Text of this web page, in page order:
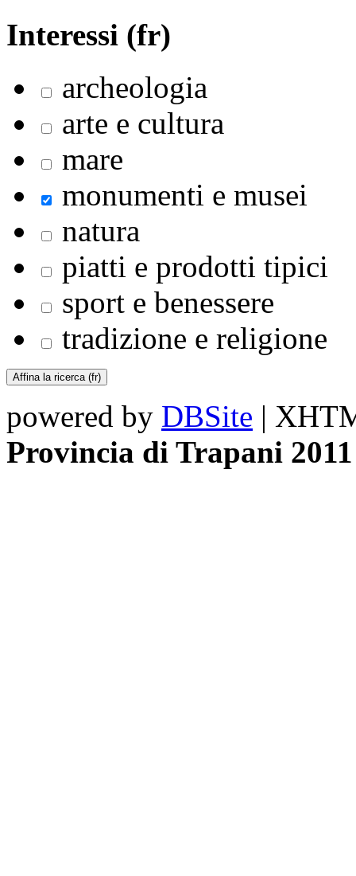
Interessi (fr)
archeologia
arte e cultura
mare
monumenti e musei
natura
piatti e prodotti tipici
sport e benessere
tradizione e religione
powered by DBSite |
Provincia di Trapani 2011